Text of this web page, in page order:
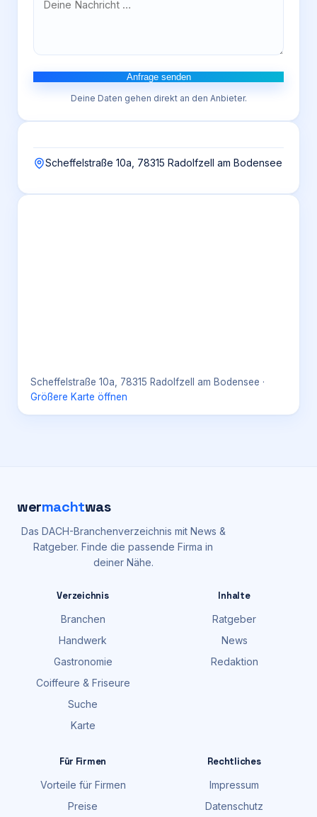
Anfrage senden
Deine Daten gehen direkt an den Anbieter.
Scheffelstraße 10a, 78315 Radolfzell am Bodensee
Scheffelstraße 10a, 78315 Radolfzell am Bodensee ·
Größere Karte öffnen
wermachtwas
Das DACH-Branchenverzeichnis mit News &
Ratgeber. Finde die passende Firma in
deiner Nähe.
Verzeichnis
Branchen
Handwerk
Gastronomie
Coiffeure & Friseure
Suche
Karte
Inhalte
Ratgeber
News
Redaktion
Für Firmen
Vorteile für Firmen
Preise
Rechtliches
Impressum
Datenschutz